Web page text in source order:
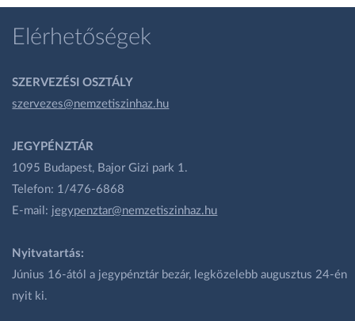
Elérhetőségek
SZERVEZÉSI OSZTÁLY
szervezes@nemzetiszinhaz.hu
JEGYPÉNZTÁR
1095 Budapest, Bajor Gizi park 1.
Telefon: 1/476-6868
E-mail: jegypenztar@nemzetiszinhaz.hu
Nyitvatartás:
Június 16-ától a jegypénztár bezár, legközelebb augusztus 24-én
nyit ki.